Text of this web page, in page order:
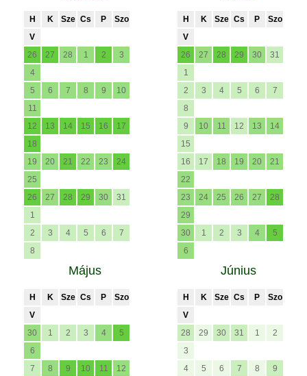
H K Sze Cs P
Szo
V
26
27 28 1 2
3
4
5
6 7 8 9
10
11
12
13 14 15 16
17
18
19
20 21 22 23
24
25
26
27 28 29 30
31
1
2
3 4 5 6
7
8
H K Sze Cs P
Szo
V
26
27 28 29 30
31
1
2
3 4 5 6
7
8
9
10 11 12 13
14
15
16
17 18 19 20
21
22
23
24 25 26 27
28
29
30
1 2 3 4
5
6
Május
H K Sze Cs P
Szo
V
30
1 2 3 4
5
6
7
8 9 10 11
12
Június
H K Sze Cs P
Szo
V
28
29 30 31 1
2
3
4
5 6 7 8
9